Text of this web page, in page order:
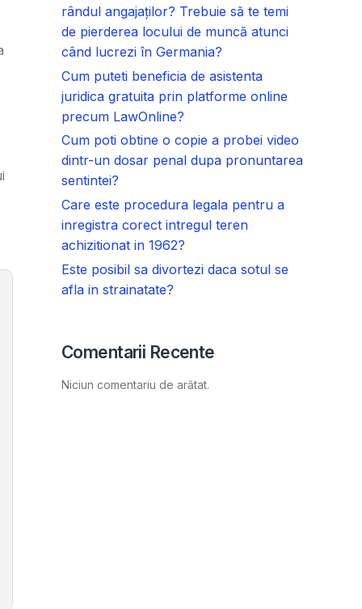
rândul angajaților? Trebuie să te temi
de pierderea locului de muncă atunci
când lucrezi în Germania?
Cum puteti beneficia de asistenta
juridica gratuita prin platforme online
precum LawOnline?
Cum poti obtine o copie a probei video
dintr-un dosar penal dupa pronuntarea
sentintei?
Care este procedura legala pentru a
inregistra corect intregul teren
achizitionat in 1962?
Este posibil sa divortezi daca sotul se
afla in strainatate?
Comentarii Recente
Niciun comentariu de arătat.